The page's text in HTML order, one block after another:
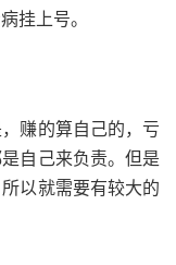
挂上号。
赚的算自己的，亏
自己来负责。但是
以就需要有较大的